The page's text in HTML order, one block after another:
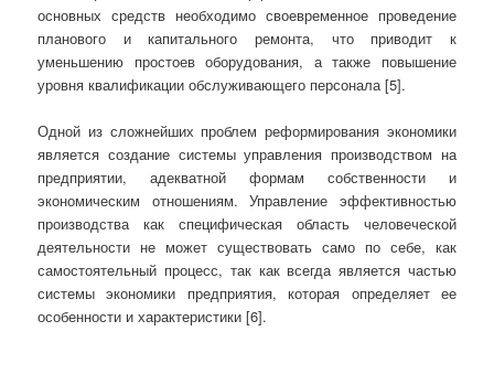
основных средств необходимо своевременное проведение
планового и капитального ремонта, что приводит к
уменьшению простоев оборудования, а также повышение
уровня квалификации обслуживающего персонала [5].
Одной из сложнейших проблем реформирования экономики
является создание системы управления производством на
предприятии, адекватной формам собственности и
экономическим отношениям. Управление эффективностью
производства как специфическая область человеческой
деятельности не может существовать само по себе, как
самостоятельный процесс, так как всегда является частью
системы экономики предприятия, которая определяет ее
особенности и характеристики [6].